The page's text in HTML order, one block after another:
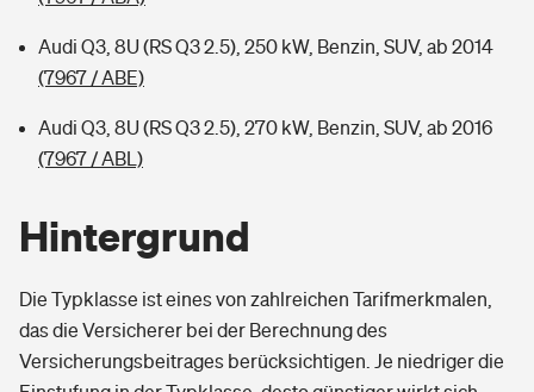
Audi Q3, 8U (RS Q3 2.5), 250 kW, Benzin, SUV, ab 2014
(7967 / ABE)
Audi Q3, 8U (RS Q3 2.5), 270 kW, Benzin, SUV, ab 2016
(7967 / ABL)
Hintergrund
Die Typklasse ist eines von zahlreichen Tarifmerkmalen,
das die Versicherer bei der Berechnung des
Versicherungsbeitrages berücksichtigen. Je niedriger die